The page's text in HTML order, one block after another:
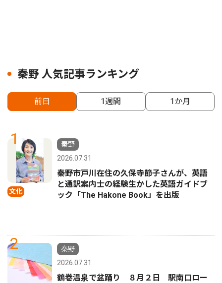
秦野 人気記事ランキング
前日 1週間 1か月
1
文化
秦野
2026.07.31
秦野市戸川在住の久保寺節子さんが、英語
と通訳案内士の経験生かした英語ガイドブ
ック「The Hakone Book」を出版
2
秦野
2026.07.31
鶴巻温泉で盆踊り ８月２日 駅南口ロー